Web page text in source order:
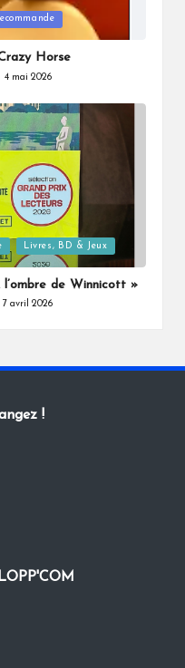
Horse
4 mai 2026
Livres, BD & Jeux
de Winnicott »
7 avril 2026
!